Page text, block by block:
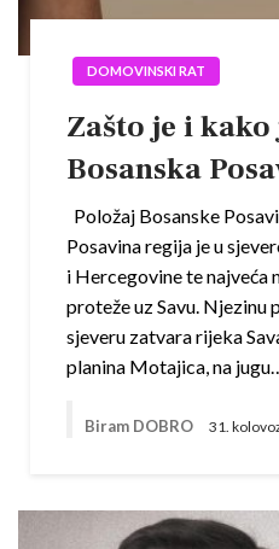
DOMOVINSKI RAT
Zašto je i kako
Bosanska
Položaj Bosanske
Posavina regija je u
i Hercegovine te najveća
proteže uz Savu.
sjeveru zatvara rijeka
planina Motajica, na
Biram DOBRO 31.